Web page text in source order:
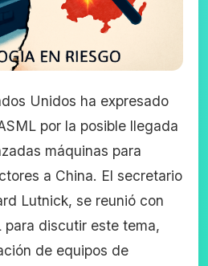
Unidos ha expresado
por la posible llegada
máquinas para
a China. El secretario
Lutnick, se reunió con
discutir este tema,
de equipos de